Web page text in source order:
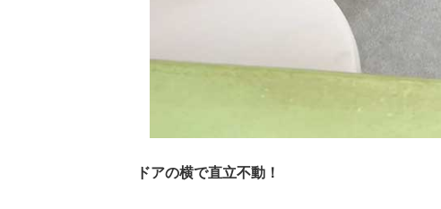
ドアの横で直立不動！